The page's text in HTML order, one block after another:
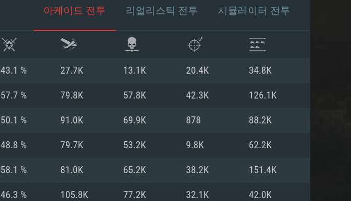
아케이드 전투 리얼리스틱 전투 시뮬레이터 전투
43.1 % 27.7K 13.1K 20.4K 34.8K
57.7 % 79.8K 57.8K 42.3K 126.1K
50.1 % 91.0K 69.9K 878 88.2K
48.8 % 79.7K 53.2K 9.8K 62.2K
58.1 % 81.0K 65.2K 38.2K 151.4K
46.3 % 105.8K 77.2K 32.1K 42.0K